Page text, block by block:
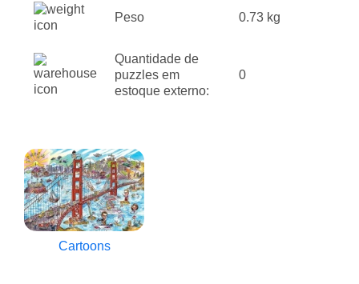
Peso 0.73 kg
Quantidade de
puzzles em
estoque externo:
0
Cartoons